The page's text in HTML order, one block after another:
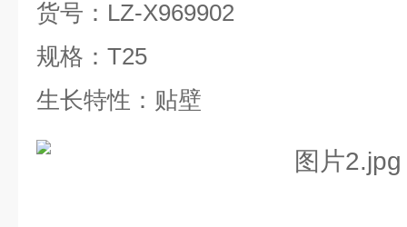
货号： LZ-X969902
规格： T25
生长特性：贴壁